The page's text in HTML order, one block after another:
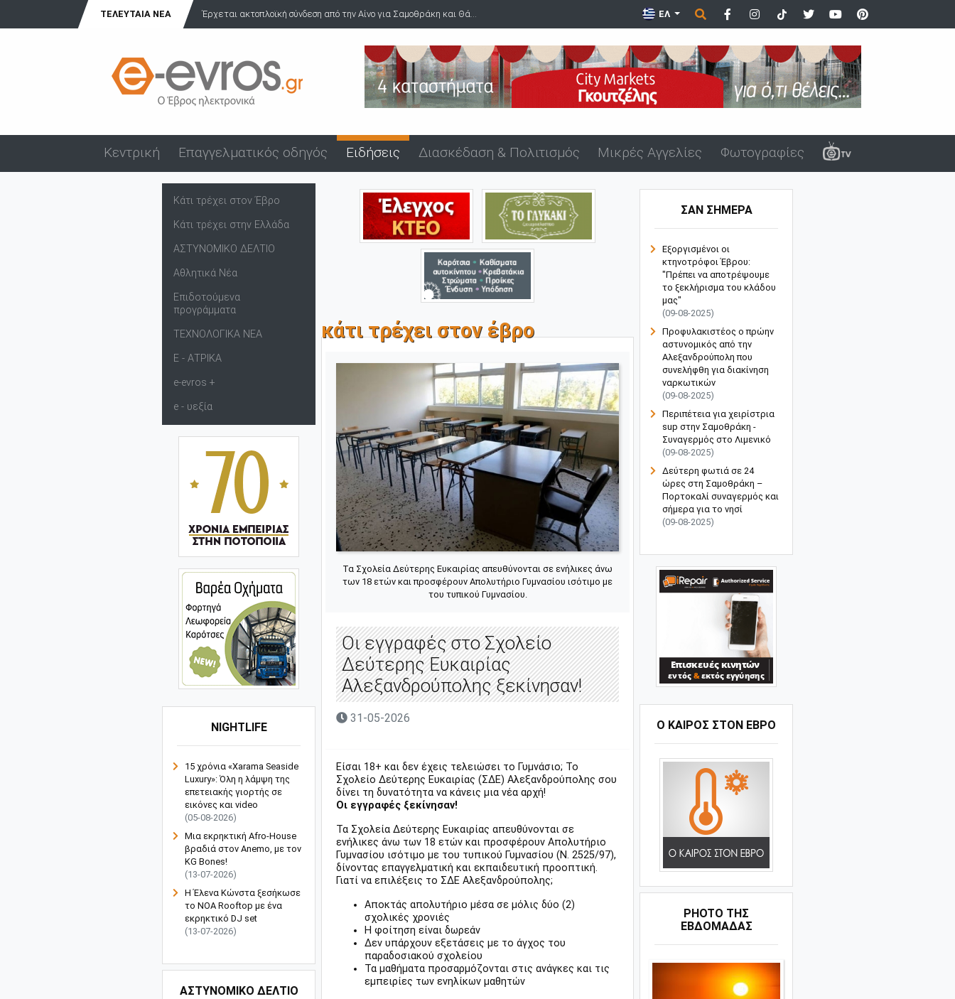
ΤΕΛΕΥΤΑΊΑ ΝΈΑΈρχεται ακτοπλοϊκή σύνδεση από την Αίνο για Σαμοθράκη και Θά... Kαταγγελίες για παράνομες υλοτομήσεις στα ελληνοβουλγαρικά σ...
ΕΛ
Κεντρική Επαγγελματικός οδηγός Ειδήσεις Διασκέδαση & Πολιτισμός Μικρές Αγγελίες Φωτογραφίες
Κάτι τρέχει στον Έβρο
Κάτι τρέχει στην Ελλάδα
ΑΣΤΥΝΟΜΙΚΟ ΔΕΛΤΙΟ
Αθλητικά Νέα
Επιδοτούμενα
προγράμματα
ΤΕΧΝΟΛΟΓΙΚΑ ΝΕΑ
Ε - ΑΤΡΙΚΑ
e-evros +
e - υεξία
NIGHTLIFE
15 χρόνια «Xarama Seaside
Luxury»: Όλη η λάμψη της
επετειακής γιορτής σε
εικόνες και video
(05-08-2026)
Μια εκρηκτική Afro-House
βραδιά στον Anemo, με τον
KG Bones!
(13-07-2026)
Η Έλενα Κώνστα ξεσήκωσε
το NOA Rooftop με ένα
εκρηκτικό DJ set
(13-07-2026)
ΑΣΤΥΝΟΜΙΚΟ ΔΕΛΤΙΟ
κάτι τρέχει στον έβρο
Τα Σχολεία Δεύτερης Ευκαιρίας απευθύνονται σε ενήλικες άνω
των 18 ετών και προσφέρουν Απολυτήριο Γυμνασίου ισότιμο με
του τυπικού Γυμνασίου.
Οι εγγραφές στο Σχολείο
Δεύτερης Ευκαιρίας
Αλεξανδρούπολης ξεκίνησαν!
31-05-2026
Είσαι 18+ και δεν έχεις τελειώσει το Γυμνάσιο; Το
Σχολείο Δεύτερης Ευκαιρίας (ΣΔΕ) Αλεξανδρούπολης σου
δίνει τη δυνατότητα να κάνεις μια νέα αρχή!
Οι εγγραφές ξεκίνησαν!
Τα Σχολεία Δεύτερης Ευκαιρίας απευθύνονται σε
ενήλικες άνω των 18 ετών και προσφέρουν Απολυτήριο
Γυμνασίου ισότιμο με του τυπικού Γυμνασίου (Ν. 2525/97),
δίνοντας επαγγελματική και εκπαιδευτική προοπτική.
Γιατί να επιλέξεις το ΣΔΕ Αλεξανδρούπολης;
Αποκτάς απολυτήριο μέσα σε μόλις δύο (2)
σχολικές χρονιές
Η φοίτηση είναι δωρεάν
Δεν υπάρχουν εξετάσεις με το άγχος του
παραδοσιακού σχολείου
Τα μαθήματα προσαρμόζονται στις ανάγκες και τις
εμπειρίες των ενηλίκων μαθητών
ΣΑΝ ΣΗΜΕΡΑ
Εξοργισμένοι οι
κτηνοτρόφοι Έβρου:
"Πρέπει να αποτρέψουμε
το ξεκλήρισμα του κλάδου
μας"
(09-08-2025)
Προφυλακιστέος ο πρώην
αστυνομικός από την
Αλεξανδρούπολη που
συνελήφθη για διακίνηση
ναρκωτικών
(09-08-2025)
Περιπέτεια για χειρίστρια
sup στην Σαμοθράκη -
Συναγερμός στο Λιμενικό
(09-08-2025)
Δεύτερη φωτιά σε 24
ώρες στη Σαμοθράκη –
Πορτοκαλί συναγερμός και
σήμερα για το νησί
(09-08-2025)
Ο ΚΑΙΡΟΣ ΣΤΟΝ ΕΒΡΟ
PHOTO ΤΗΣ
ΕΒΔΟΜΑΔΑΣ